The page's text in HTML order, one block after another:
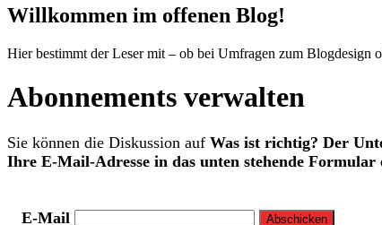
Willkommen im offenen Blog!
Hier bestimmt der Leser mit – ob bei Umfragen zum Blogdesign
Abonnements verwalten
Sie können die Diskussion auf Was ist richtig? Der
Ihre E-Mail-Adresse in das unten stehende Formular
E-Mail